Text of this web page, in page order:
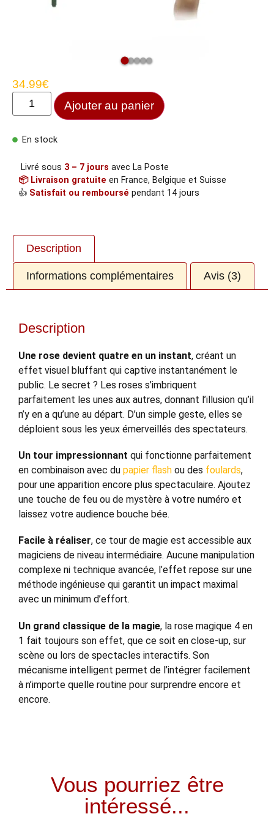
34.99€
Ajouter au panier
En stock
Livré sous 3 – 7 jours avec La Poste
📦 Livraison gratuite en France, Belgique et Suisse
👍 Satisfait ou remboursé pendant 14 jours
Description
Informations complémentaires Avis (3)
Description
Une rose devient quatre en un instant, créant un
effet visuel bluffant qui captive instantanément le
public. Le secret ? Les roses s’imbriquent
parfaitement les unes aux autres, donnant l’illusion qu’il
n’y en a qu’une au départ. D’un simple geste, elles se
déploient sous les yeux émerveillés des spectateurs.
Un tour impressionnant qui fonctionne parfaitement
en combinaison avec du papier flash ou des foulards,
pour une apparition encore plus spectaculaire. Ajoutez
une touche de feu ou de mystère à votre numéro et
laissez votre audience bouche bée.
Facile à réaliser, ce tour de magie est accessible aux
magiciens de niveau intermédiaire. Aucune manipulation
complexe ni technique avancée, l’effet repose sur une
méthode ingénieuse qui garantit un impact maximal
avec un minimum d’effort.
Un grand classique de la magie, la rose magique 4 en
1 fait toujours son effet, que ce soit en close-up, sur
scène ou lors de spectacles interactifs. Son
mécanisme intelligent permet de l’intégrer facilement
à n’importe quelle routine pour surprendre encore et
encore.
Vous pourriez être
intéressé...